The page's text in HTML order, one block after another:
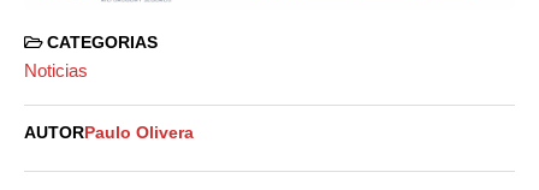
CATEGORIAS
Noticias
AUTOR Paulo Olivera